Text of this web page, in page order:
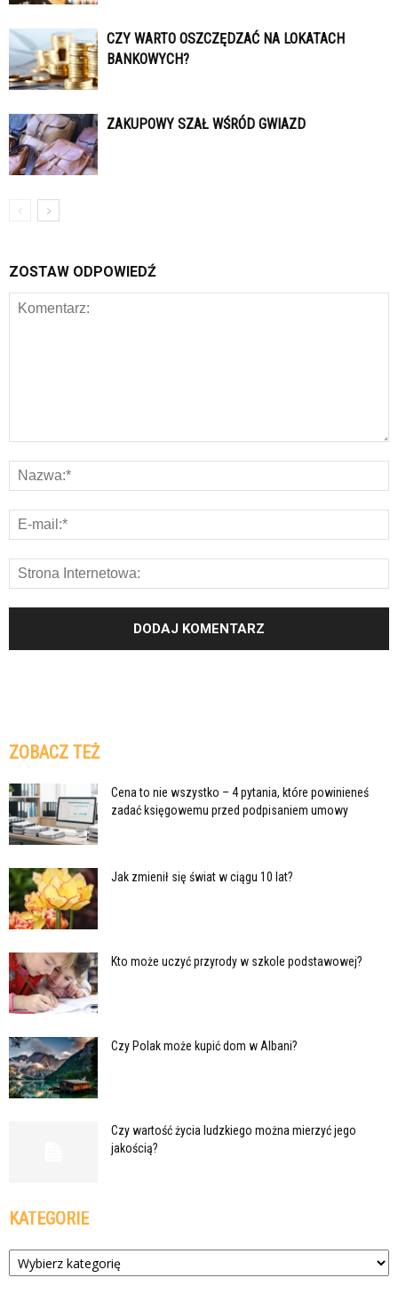
CZY WARTO OSZCZĘDZAĆ NA LOKATACH
BANKOWYCH?
ZAKUPOWY SZAŁ WŚRÓD GWIAZD
ZOSTAW ODPOWIEDŹ
ZOBACZ TEŻ
Cena to nie wszystko – 4 pytania, które powinieneś
zadać księgowemu przed podpisaniem umowy
Jak zmienił się świat w ciągu 10 lat?
Kto może uczyć przyrody w szkole podstawowej?
Czy Polak może kupić dom w Albani?
Czy wartość życia ludzkiego można mierzyć jego
jakością?
KATEGORIE
Kategorie